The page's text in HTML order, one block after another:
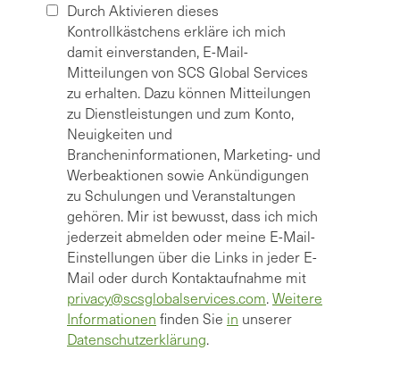
Durch Aktivieren dieses
Kontrollkästchens erkläre ich mich
damit einverstanden, E-Mail-
Mitteilungen von SCS Global Services
zu erhalten. Dazu können Mitteilungen
zu Dienstleistungen und zum Konto,
Neuigkeiten und
Brancheninformationen, Marketing- und
Werbeaktionen sowie Ankündigungen
zu Schulungen und Veranstaltungen
gehören. Mir ist bewusst, dass ich mich
jederzeit abmelden oder meine E-Mail-
Einstellungen über die Links in jeder E-
Mail oder durch Kontaktaufnahme mit
privacy@scsglobalservices.com.Weitere
Informationen finden Sie in unserer
Datenschutzerklärung.